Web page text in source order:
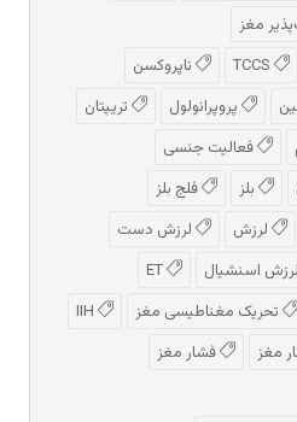
مغز
ناپروکسن
پروپرانولول
تریپتان
فعالیت جنسی
بلز
فلج بلز
لرزش
لرزش دست
لرزش اسنشیال
تحریک مغناطیسی مغز
مغز
فشار مغز